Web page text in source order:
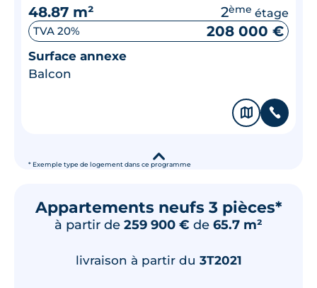
* Exemple type de logement dans ce programme
48.87 m²
2ème étage
TVA 20% 208 000 €
Surface annexe
Balcon
🗞 📞
▾
Appartements neufs 3 pièces*
à partir de 259 900 € de 65.7 m²
livraison à partir du 3T2021